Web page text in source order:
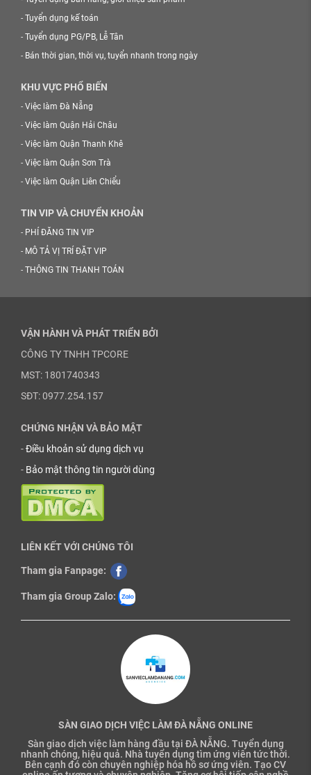
- Tuyển dụng kế toán
- Tuyển dụng PG/PB, Lễ Tân
- Bán thời gian, thời vụ, tuyển nhanh trong ngày
KHU VỰC PHỔ BIẾN
- Việc làm Đà Nẵng
- Việc làm Quận Hải Châu
- Việc làm Quận Thanh Khê
- Việc làm Quận Sơn Trà
- Việc làm Quận Liên Chiểu
TIN VIP VÀ CHUYỂN KHOẢN
- PHÍ ĐĂNG TIN VIP
- MÔ TẢ VỊ TRÍ ĐẶT VIP
- THÔNG TIN THANH TOÁN
VẬN HÀNH VÀ PHÁT TRIỂN BỞI
CÔNG TY TNHH TPCORE
MST: 1801740343
SĐT: 0977.254.157
CHỨNG NHẬN VÀ BẢO MẬT
-Điều khoản sử dụng dịch vụ
- Bảo mật thông tin người dùng
LIÊN KẾT VỚI CHÚNG TÔI
Tham gia Fanpage:
Tham gia Group Zalo:
SÀN GIAO DỊCH VIỆC LÀM ĐÀ NẴNG ONLINE
Sàn giao dịch việc làm hàng đầu tại ĐÀ NẴNG. Tuyển dụng
nhanh chóng, hiệu quả. Nhà tuyển dụng tìm ứng viên tức thời.
Bên cạnh đó còn chuyên nghiệp hóa hồ sơ ứng viên. Tạo CV